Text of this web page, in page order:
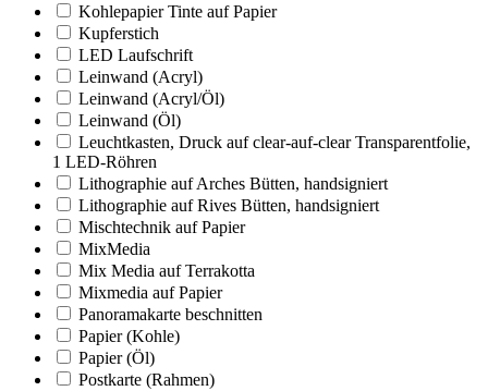
Kohlepapier Tinte auf Papier
Kupferstich
LED Laufschrift
Leinwand (Acryl)
Leinwand (Acryl/Öl)
Leinwand (Öl)
Leuchtkasten, Druck auf clear-auf-clear Transparentfolie,
1 LED-Röhren
Lithographie auf Arches Bütten, handsigniert
Lithographie auf Rives Bütten, handsigniert
Mischtechnik auf Papier
MixMedia
Mix Media auf Terrakotta
Mixmedia auf Papier
Panoramakarte beschnitten
Papier (Kohle)
Papier (Öl)
Postkarte (Rahmen)